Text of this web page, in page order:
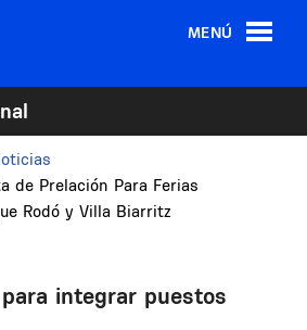
MENÚ
de Prelación Para Ferias
Rodó y Villa Biarritz
integrar puestos